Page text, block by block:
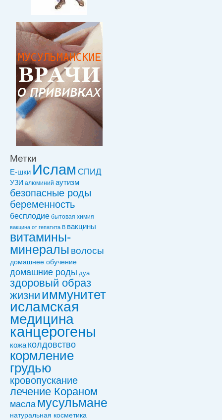
Метки
Е-шки Ислам СПИД
УЗИ алюминий аутизм
безопасные роды
беременность
бесплодие бытовая химия
вакцинa от гепатита В вакцины
витамины-
минералы волосы
домашнее обучение
домашние роды дуа
здоровый образ
жизни иммунитет
исламская
медицина
канцерогены
кожа колдовствo
кормление
грудью
кровопускание
лечение Кораном
масла мусульмане
натуральная косметика